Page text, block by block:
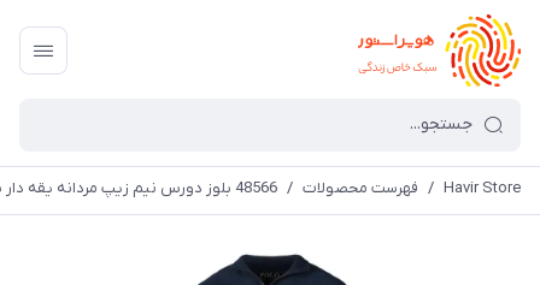
Havir Store
/ فهرست محصولات / 48566 بلوز دورس نیم زیپ مردانه یقه دار سرمه ای ساده